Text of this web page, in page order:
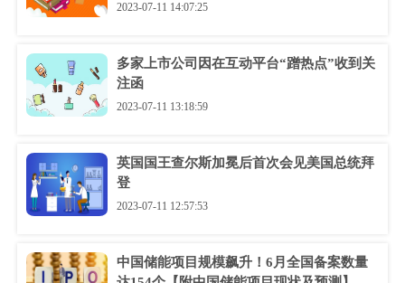
2023-07-11 14:07:25
多家上市公司因在互动平台“蹭热点”收到关
注函
2023-07-11 13:18:59
英国国王查尔斯加冕后首次会见美国总统拜
登
2023-07-11 12:57:53
中国储能项目规模飙升！6月全国备案数量